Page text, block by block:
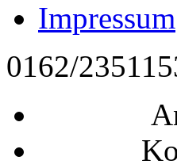
Impressum
0162/